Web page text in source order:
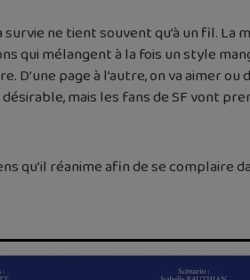
ne tient souvent qu’à un fil. La
qui mélangent à la fois un style
page à l’autre, on va aimer
mais les fans de SF vont
qu’il réanime afin de se complaire